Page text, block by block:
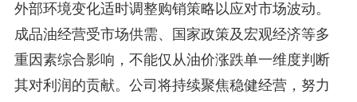
外部环境变化适时调整购销策略以应对市场波动。
成品油经营受市场供需、国家政策及宏观经济等多
重因素综合影响，不能仅从油价涨跌单一维度判断
其对利润的贡献。公司将持续聚焦稳健经营，努力